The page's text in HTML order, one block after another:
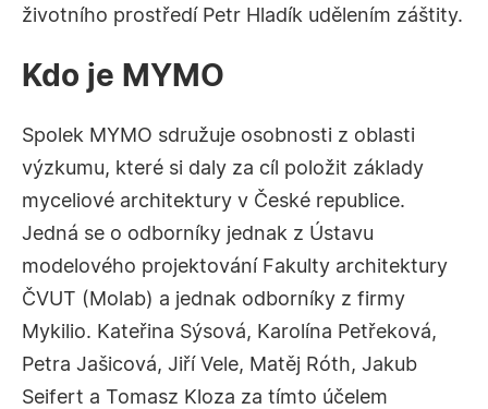
životního prostředí Petr Hladík udělením záštity.
Kdo je MYMO
Spolek MYMO sdružuje osobnosti z oblasti
výzkumu, které si daly za cíl položit základy
myceliové architektury v České republice.
Jedná se o odborníky jednak z Ústavu
modelového projektování Fakulty architektury
ČVUT (Molab) a jednak odborníky z firmy
Mykilio. Kateřina Sýsová, Karolína Petřeková,
Petra Jašicová, Jiří Vele, Matěj Róth, Jakub
Seifert a Tomasz Kloza za tímto účelem